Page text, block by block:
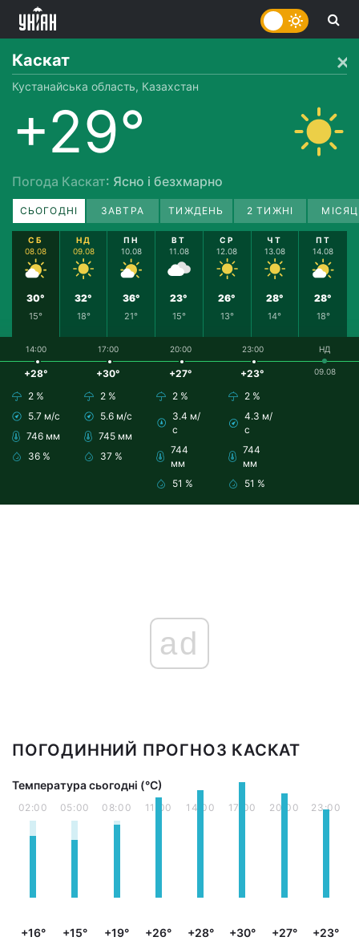
Каскат
Кустанайська область, Казахстан
+29°
Погода Каскат: Ясно і безхмарно
СЬОГОДНІ ЗАВТРА ТИЖДЕНЬ 2 ТИЖНІ
СБ
08.08
30°
15°
НД
09.08
32°
18°
ПН
10.08
36°
21°
ВТ
11.08
23°
15°
СР
12.08
26°
13°
ЧТ
13.08
28°
14°
ПТ
14.08
28°
18°
14:00
+28°
2 %
5.7 м/с
746 мм
36 %
17:00
+30°
2 %
5.6 м/с
745 мм
37 %
20:00
+27°
2 %
3.4 м/
с
744
мм
51 %
23:00
+23°
2 %
4.3 м/
с
744
мм
51 %
НД
09.08
ad
ПОГОДИННИЙ ПРОГНОЗ КАСКАТ
Температура сьогодні (°С)
02:00
+16°
05:00
+15°
08:00
+19°
11:00
+26°
14:00
+28°
17:00
+30°
20:00
+27°
23:00
+23°